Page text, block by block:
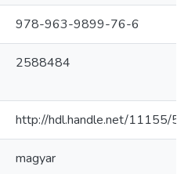
978-963-9899-76-6
2588484
http://hdl.handle.net/11155/
magyar